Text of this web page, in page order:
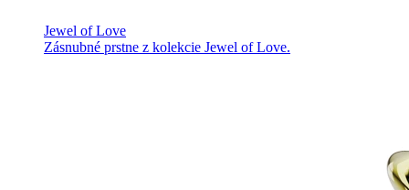
Jewel of Love
Zásnubné prstne z kolekcie Jewel of Love.